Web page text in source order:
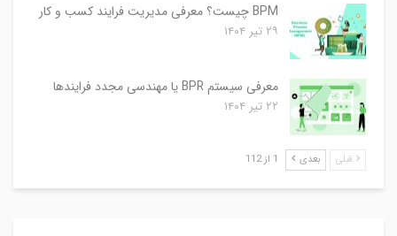
BPM چیست؟ معرفی مدیریت فرایند کسب و کار
۲۹ تیر ۱۴۰۴
معرفی سیستم BPR یا مهندسی مجدد فرایندها
۲۲ تیر ۱۴۰۴
قبلی بعدی 1 از 112